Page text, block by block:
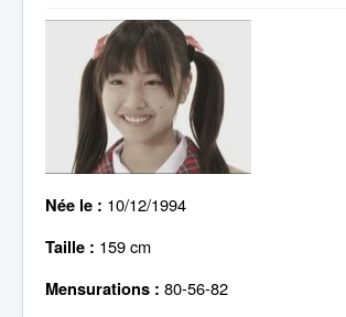
Toku-Critiques
Séries
Films
COSAA
Dessins
Artiste Asperger
Lexique
Née le : 10/12/1994
Taille : 159 cm
Mensurations : 80-56-82